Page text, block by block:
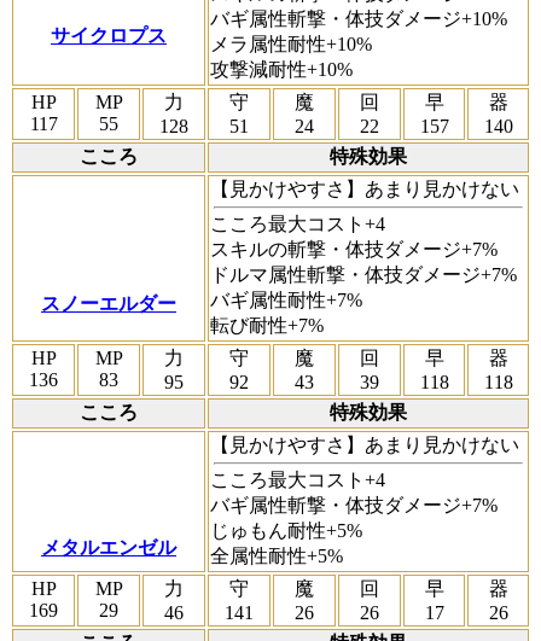
サイクロプス
バギ属性斬撃・体技ダメージ+10%
メラ属性耐性+10%
攻撃減耐性+10%
HP
117
MP
55
力
128
守
51
魔
24
回
22
早
157
器
140
こころ
特殊効果
スノーエルダー
【見かけやすさ】 あまり見かけない
こころ最大コスト+4
スキルの斬撃・体技ダメージ+7%
ドルマ属性斬撃・体技ダメージ+7%
バギ属性耐性+7%
転び耐性+7%
HP
136
MP
83
力
95
守
92
魔
43
回
39
早
118
器
118
こころ
特殊効果
メタルエンゼル
【見かけやすさ】 あまり見かけない
こころ最大コスト+4
バギ属性斬撃・体技ダメージ+7%
じゅもん耐性+5%
全属性耐性+5%
HP
169
MP
29
力
46
守
141
魔
26
回
26
早
17
器
26